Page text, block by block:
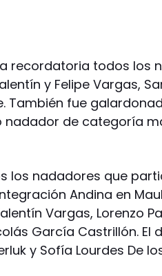
recordatoria todos los
y Felipe Vargas,
También fue
de categoría
los nadadores que
Andina en
Vargas, Lorenzo
García Castrillón. El
y Sofía Lourdes De